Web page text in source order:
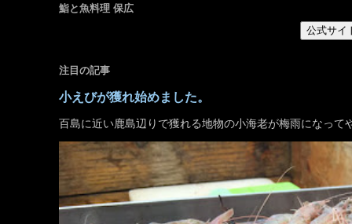
鮨と魚料理 保広
公式サイ
注目の記事
小えびが獲れ始めました。
百島に近い鹿島辺りで獲れる地物の小海老が梅雨になって